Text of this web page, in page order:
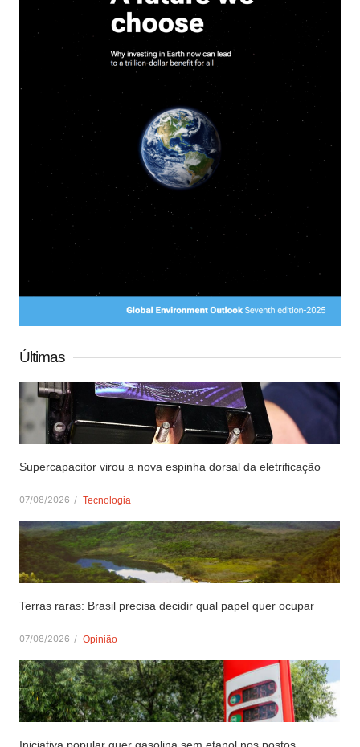
Últimas
Supercapacitor virou a nova espinha dorsal da eletrificação
07/08/2026 / Tecnologia
Terras raras: Brasil precisa decidir qual papel quer ocupar
07/08/2026 / Opinião